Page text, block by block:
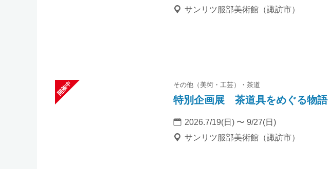
サンリツ服部美術館（諏訪市）
その他（美術・工芸） 茶道
特別企画展 茶道具をめぐる物語
2026.7/19(日) 〜 9/27(日)
サンリツ服部美術館（諏訪市）